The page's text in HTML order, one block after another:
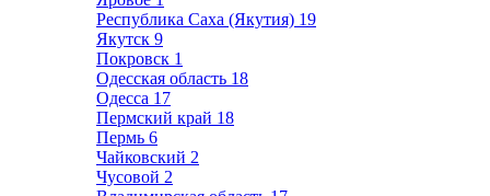
Республика Саха (Якутия) 19
Якутск 9
Покровск 1
Одесская область 18
Одесса 17
Пермский край 18
Пермь 6
Чайковский 2
Чусовой 2